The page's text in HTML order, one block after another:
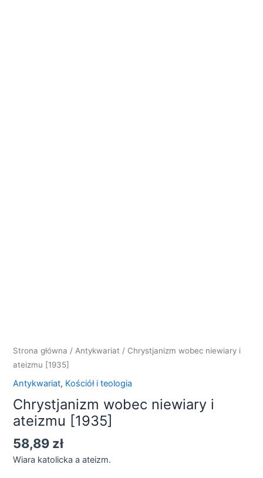
Strona główna / Antykwariat / Chrystjanizm wobec niewiary i
ateizmu [1935]
Antykwariat, Kościół i teologia
Chrystjanizm wobec niewiary i
ateizmu [1935]
58,89 zł
Wiara katolicka a ateizm.